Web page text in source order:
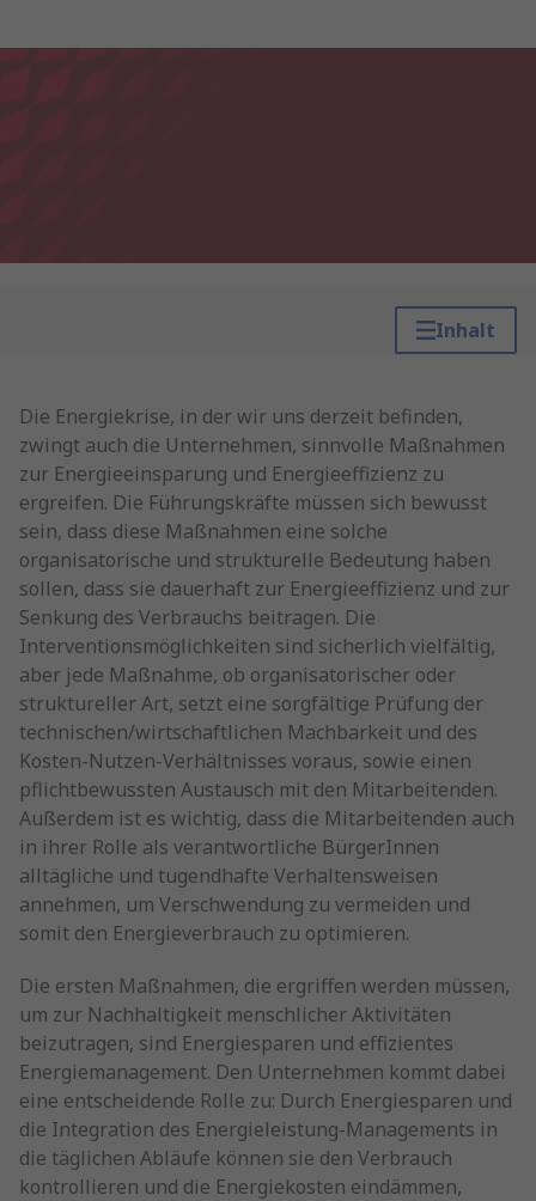
Inhalt
Die Energiekrise, in der wir uns derzeit befinden,
zwingt auch die Unternehmen, sinnvolle Maßnahmen
zur Energieeinsparung und Energieeffizienz zu
ergreifen. Die Führungskräfte müssen sich bewusst
sein, dass diese Maßnahmen eine solche
organisatorische und strukturelle Bedeutung haben
sollen, dass sie dauerhaft zur Energieeffizienz und zur
Senkung des Verbrauchs beitragen. Die
Interventionsmöglichkeiten sind sicherlich vielfältig,
aber jede Maßnahme, ob organisatorischer oder
struktureller Art, setzt eine sorgfältige Prüfung der
technischen/wirtschaftlichen Machbarkeit und des
Kosten-Nutzen-Verhältnisses voraus, sowie einen
pflichtbewussten Austausch mit den Mitarbeitenden.
Außerdem ist es wichtig, dass die Mitarbeitenden auch
in ihrer Rolle als verantwortliche BürgerInnen
alltägliche und tugendhafte Verhaltensweisen
annehmen, um Verschwendung zu vermeiden und
somit den Energieverbrauch zu optimieren.
Die ersten Maßnahmen, die ergriffen werden müssen,
um zur Nachhaltigkeit menschlicher Aktivitäten
beizutragen, sind Energiesparen und effizientes
Energiemanagement. Den Unternehmen kommt dabei
eine entscheidende Rolle zu: Durch Energiesparen und
die Integration des Energieleistung-Managements in
die täglichen Abläufe können sie den Verbrauch
kontrollieren und die Energiekosten eindämmen,